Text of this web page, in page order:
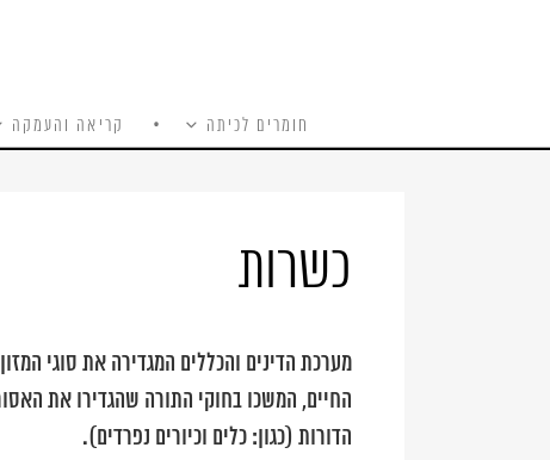
חומרים לכיתה קריאה והעמקה
כשרות
מערכת הדינים והכללים המגדירה את סוגי
החיים, המשכו בחוקי התורה שהגדירו את
הדורות (כגון: כלים וכיורים נפרדים).